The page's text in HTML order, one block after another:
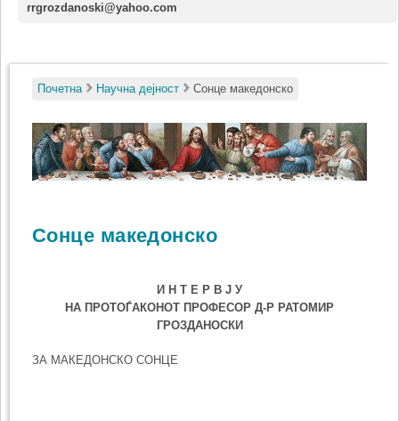
rrgrozdanoski@yahoo.com
Почетна Научна дејност Сонце македонско
Сонце македонско
И Н Т Е Р В Ј У
НА ПРОТОЃАКОНОТ ПРОФЕСОР Д-Р РАТОМИР
ГРОЗДАНОСКИ
ЗА МАКЕДОНСКО СОНЦЕ